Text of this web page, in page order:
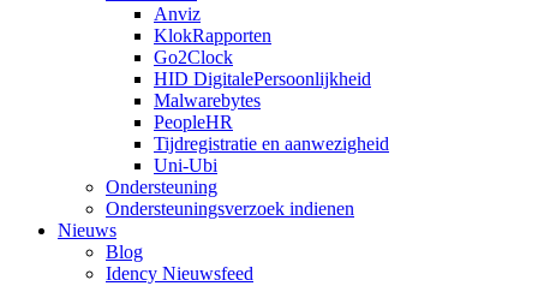
Anviz
KlokRapporten
Go2Clock
HID DigitalePersoonlijkheid
Malwarebytes
PeopleHR
Tijdregistratie en aanwezigheid
Uni-Ubi
Ondersteuning
Ondersteuningsverzoek indienen
Nieuws
Blog
Idency Nieuwsfeed